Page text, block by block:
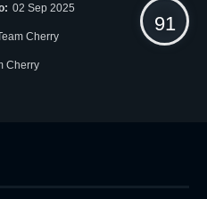
02 Sep 2025
Cherry
Cherry
91